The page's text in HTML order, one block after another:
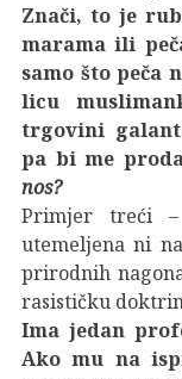
Znači, to je
marama ili
samo što peča
licu
trgovini
pa bi me
nos?
Primjer treći –
utemeljena ni
prirodnih
rasističku
Ima jedan
Ako mu na